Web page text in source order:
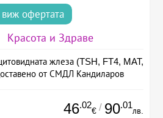
виж офертата
Красота и Здраве
жлеза (TSH, FT4, MAT,
от СМДЛ Кандиларов
46.02
€ / 90.01
лв.